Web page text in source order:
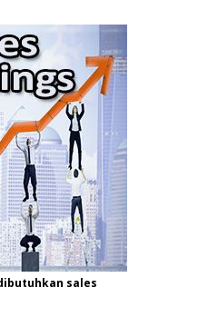
sales